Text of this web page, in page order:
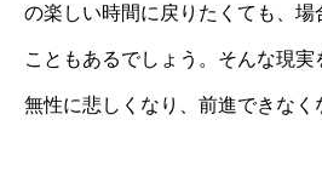
の楽しい時間に戻りたくても、場
こともあるでしょう。そんな現実
無性に悲しくなり、前進できなく